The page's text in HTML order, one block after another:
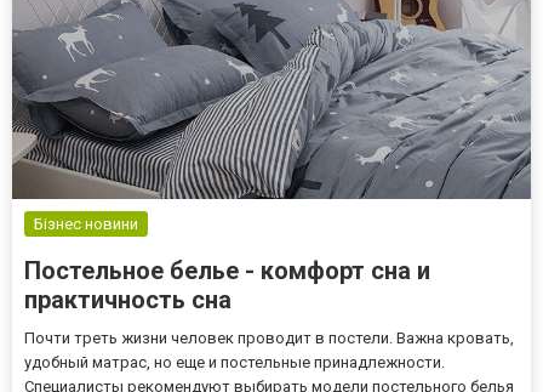
Бізнес новини
Постельное белье - комфорт сна и
практичность сна
Почти треть жизни человек проводит в постели. Важна кровать,
удобный матрас, но еще и постельные принадлежности.
Специалисты рекомендуют выбирать модели постельного белья